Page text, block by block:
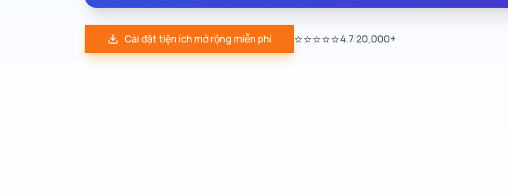
Cài đặt tiện ích mở rộng miễn phí ⭐⭐⭐⭐⭐4.7|20,000+